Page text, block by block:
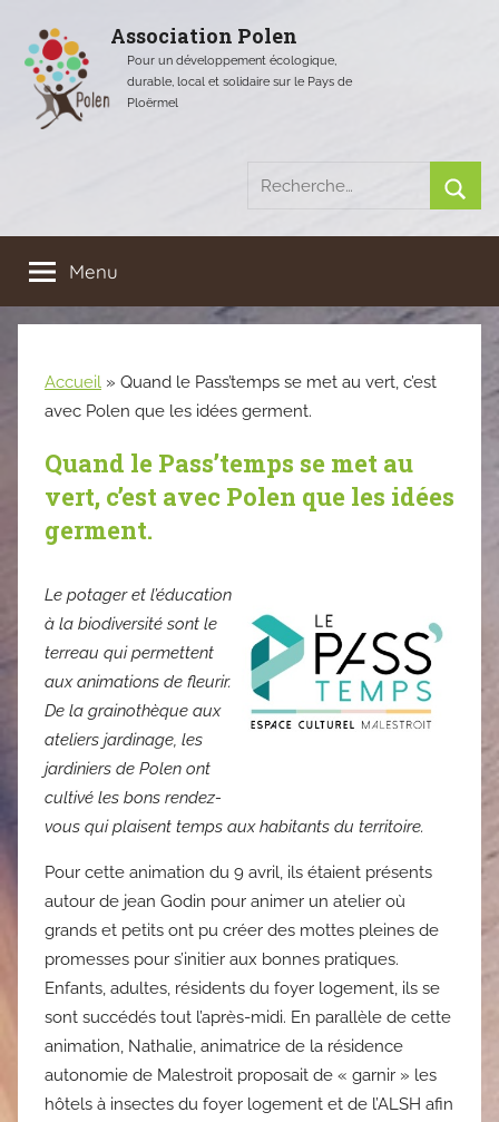
contenu
Association Polen
Pour un développement écologique,
durable, local et solidaire sur le Pays de
Ploërmel
Recherche
:
Menu
Accueil » Quand le Pass’temps se met au vert, c’est
avec Polen que les idées germent.
Quand le Pass’temps se met au
vert, c’est avec Polen que les idées
germent.
Le potager et l’éducation
à la biodiversité sont le
terreau qui permettent
aux animations de fleurir.
De la grainothèque aux
ateliers jardinage, les
jardiniers de Polen ont
cultivé les bons rendez-
vous qui plaisent temps aux habitants du territoire.
Pour cette animation du 9 avril, ils étaient présents
autour de jean Godin pour animer un atelier où
grands et petits ont pu créer des mottes pleines de
promesses pour s’initier aux bonnes pratiques.
Enfants, adultes, résidents du foyer logement, ils se
sont succédés tout l’après-midi. En parallèle de cette
animation, Nathalie, animatrice de la résidence
autonomie de Malestroit proposait de « garnir » les
hôtels à insectes du foyer logement et de l’ALSH afin